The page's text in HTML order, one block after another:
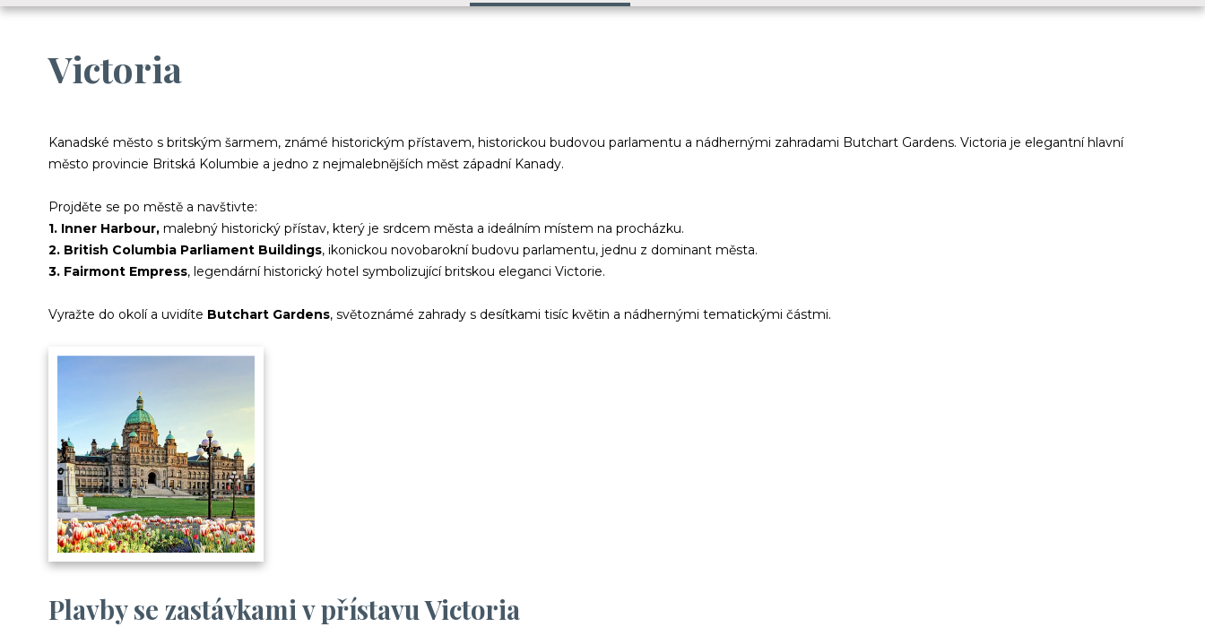
Victoria
Kanadské město s britským šarmem, známé historickým přístavem, historickou budovou parlamentu a nádhernými zahradami Butchart Gardens. Victoria je elegantní hlavní
město provincie Britská Kolumbie a jedno z nejmalebnějších měst západní Kanady.
Projděte se po městě a navštivte:
1.⁠ ⁠Inner Harbour, malebný historický přístav, který je srdcem města a ideálním místem na procházku.
2.⁠ ⁠British Columbia Parliament Buildings, ikonickou novobarokní budovu parlamentu, jednu z dominant města.
3.⁠ ⁠Fairmont Empress, legendární historický hotel symbolizující britskou eleganci Victorie.
Vyražte do okolí a uvidíte Butchart Gardens, světoznámé zahrady s desítkami tisíc květin a nádhernými tematickými částmi.
Plavby se zastávkami v přístavu Victoria